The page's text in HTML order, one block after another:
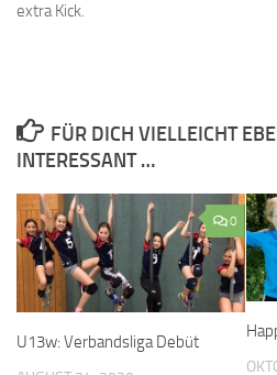
extra Kick.
FÜR DICH VIELLEICHT
INTERESSANT …
0
U13w: Verbandsliga Debüt